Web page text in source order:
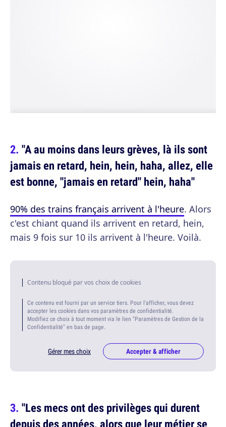
"A au moins dans leurs grèves, là ils sont
jamais en retard, hein, hein, haha, allez, elle
est bonne, "jamais en retard" hein, haha"
90% des trains français arrivent à l'heure. Alors
c'est chiant quand ils arrivent en retard, hein,
mais 9 fois sur 10 ils arrivent à l'heure. Voilà.
Contenu bloqué par vos choix de cookies
Ce contenu est fourni par un service tiers. Pour l'afficher, vous devez
accepter les cookies dans vos paramètres de confidentialité.
Modifiez ce choix à tout moment via le lien "Paramètres de Gestion de la
Confidentialité" en bas de page.
Gérer mes choix Accepter & afficher
"Les mecs ont des privilèges qui durent
depuis des années, alors que leur métier se